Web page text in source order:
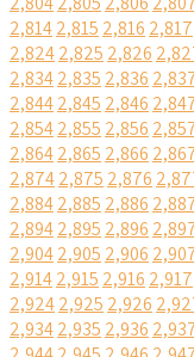
2,8142,815 2,816 2,817
2,8242,825 2,826
2,8342,835 2,836
2,8442,845 2,846
2,8542,855 2,856
2,8642,865 2,866
2,8742,875 2,876
2,8842,885 2,886
2,8942,895 2,896
2,9042,905 2,906
2,9142,915 2,916 2,917
2,9242,925 2,926
2,9342,935 2,936